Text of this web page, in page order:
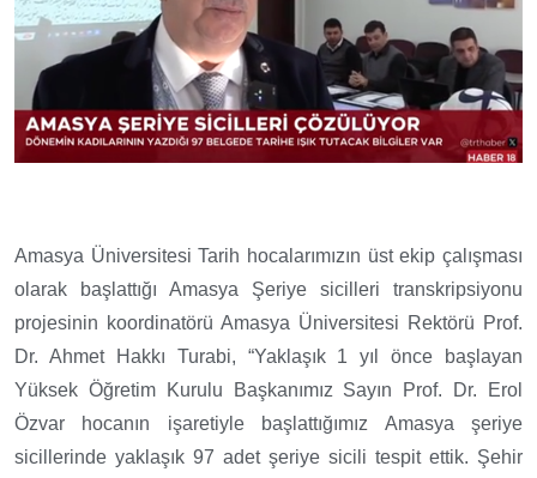
Amasya Üniversitesi Tarih hocalarımızın üst ekip çalışması
olarak başlattığı Amasya Şeriye sicilleri transkripsiyonu
projesinin koordinatörü Amasya Üniversitesi Rektörü Prof.
Dr. Ahmet Hakkı Turabi, “Yaklaşık 1 yıl önce başlayan
Yüksek Öğretim Kurulu Başkanımız Sayın Prof. Dr. Erol
Özvar hocanın işaretiyle başlattığımız Amasya şeriye
sicillerinde yaklaşık 97 adet şeriye sicili tespit ettik. Şehir